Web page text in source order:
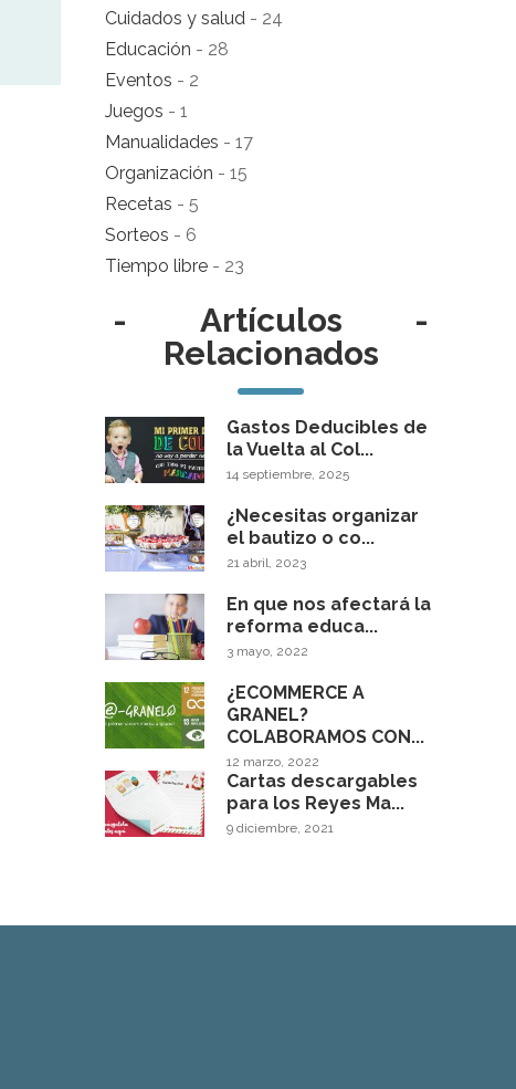
Cuidados y salud - 24
Educación - 28
Eventos - 2
Juegos - 1
Manualidades - 17
Organización - 15
Recetas - 5
Sorteos - 6
Tiempo libre - 23
-
Artículos
Relacionados
-
Gastos Deducibles de
la Vuelta al Col...
14 septiembre, 2025
¿Necesitas organizar
el bautizo o co...
21 abril, 2023
En que nos afectará la
reforma educa...
3 mayo, 2022
¿ECOMMERCE A
GRANEL?
COLABORAMOS CON...
12 marzo, 2022
Cartas descargables
para los Reyes Ma...
9 diciembre, 2021